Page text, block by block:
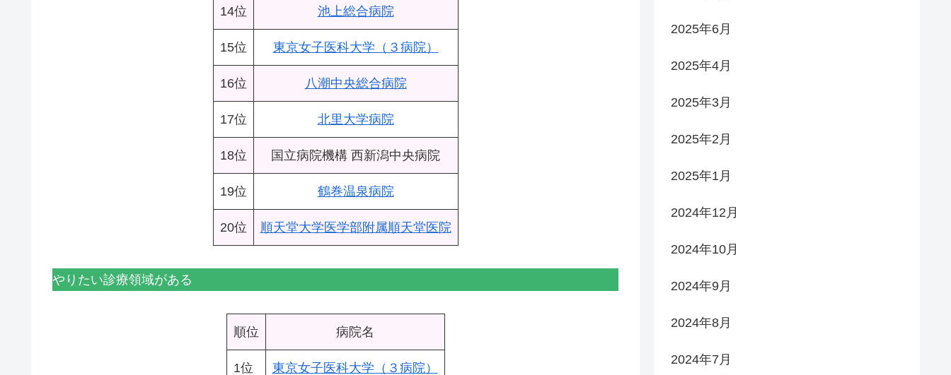
14位 池上総合病院
15位 東京女子医科大学（３病院）
16位 八潮中央総合病院
17位 北里大学病院
18位 国立病院機構 西新潟中央病院
19位 鶴巻温泉病院
20位 順天堂大学医学部附属順天堂医院
やりたい診療領域がある
順位 病院名
1位 東京女子医科大学（３病院）
2025年6月
2025年4月
2025年3月
2025年2月
2025年1月
2024年12月
2024年10月
2024年9月
2024年8月
2024年7月